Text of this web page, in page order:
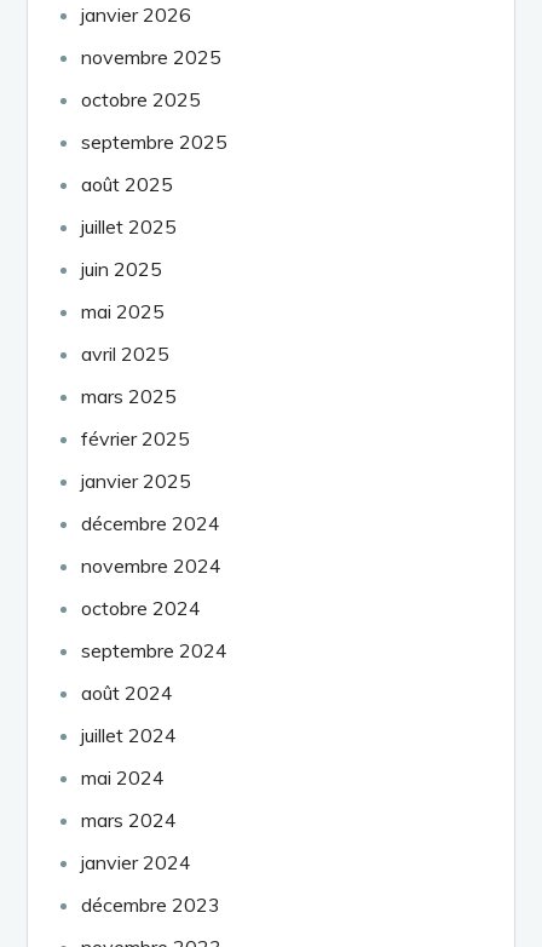
janvier 2026
novembre 2025
octobre 2025
septembre 2025
août 2025
juillet 2025
juin 2025
mai 2025
avril 2025
mars 2025
février 2025
janvier 2025
décembre 2024
novembre 2024
octobre 2024
septembre 2024
août 2024
juillet 2024
mai 2024
mars 2024
janvier 2024
décembre 2023